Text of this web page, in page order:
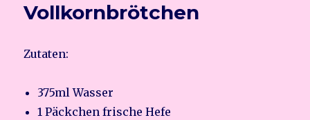
Vollkornbrötchen
Zutaten:
375ml Wasser
1 Päckchen frische Hefe